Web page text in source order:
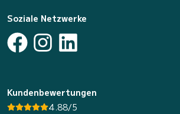
Soziale Netzwerke
Kundenbewertungen
4.88/5